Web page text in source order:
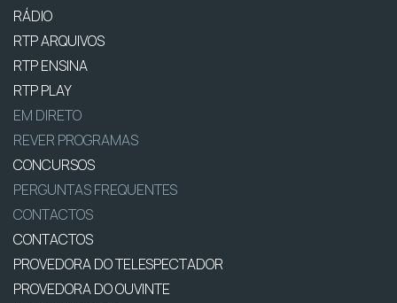
RÁDIO
RTP ARQUIVOS
RTP ENSINA
RTP PLAY
EM DIRETO
REVER PROGRAMAS
CONCURSOS
PERGUNTAS FREQUENTES
CONTACTOS
CONTACTOS
PROVEDORA DO TELESPECTADOR
PROVEDORA DO OUVINTE